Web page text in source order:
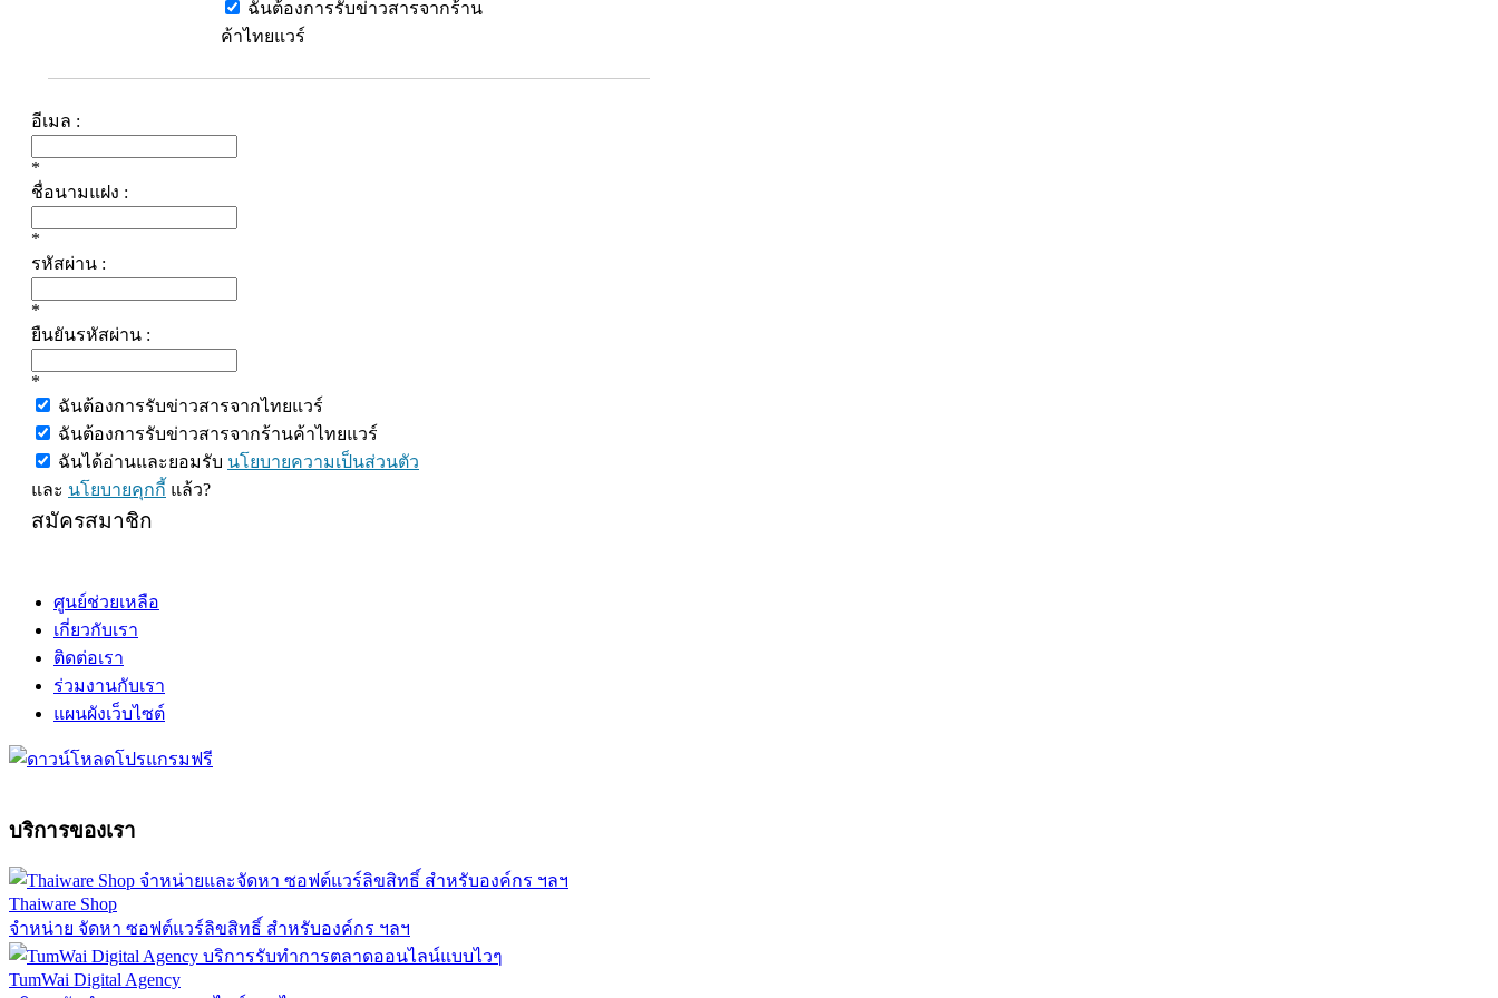
ฉันต้องการรับข่าวสารจากร้าน
ค้าไทยแวร์
อีเมล :
*
ชื่อนามแฝง :
*
รหัสผ่าน :
*
ยืนยันรหัสผ่าน :
*
ฉันต้องการรับข่าวสารจากไทยแวร์
ฉันต้องการรับข่าวสารจากร้านค้าไทยแวร์
ฉันได้อ่านและยอมรับ นโยบายความเป็นส่วนตัว
และ นโยบายคุกกี้ แล้ว?
สมัครสมาชิก
ศูนย์ช่วยเหลือ
เกี่ยวกับเรา
ติดต่อเรา
ร่วมงานกับเรา
แผนผังเว็บไซต์
บริการของเรา
Thaiware Shop
จำหน่าย จัดหา ซอฟต์แวร์ลิขสิทธิ์ สำหรับองค์กร ฯลฯ
TumWai Digital Agency